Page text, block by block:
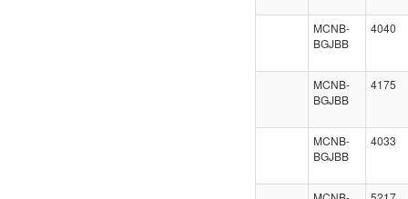
MCNB-
BGJBB
4040
MCNB-
BGJBB
4175
MCNB-
BGJBB
4033